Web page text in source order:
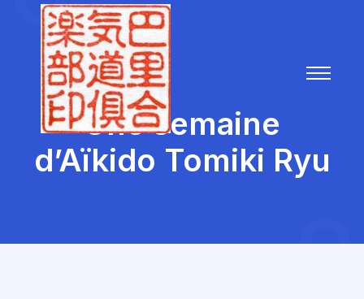
Une semaine
d’Aïkido Tomiki Ryu